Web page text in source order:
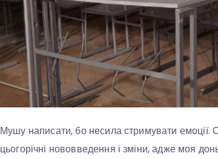
Мушу написати, бо несила стримувати емоції.
цьогорічні нововведення і зміни, адже моя